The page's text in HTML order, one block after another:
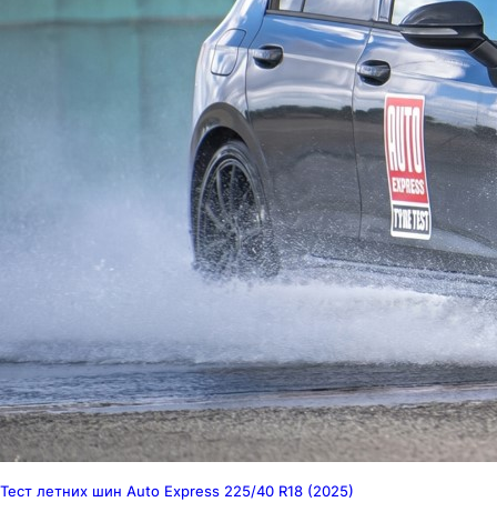
Тест летних шин Auto Express 225/40 R18 (2025)